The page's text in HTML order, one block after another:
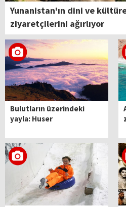
Yunanistan'ın dini ve
ziyaretçilerini ağırlıyor
Bulutların üzerindeki
yayla: Huser